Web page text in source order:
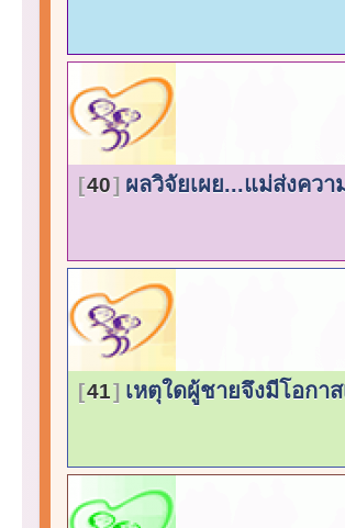
40 ผลวิจัยเผย...แม่ส่งคว
41 เหตุใดผู้ชายจึงมีโอก